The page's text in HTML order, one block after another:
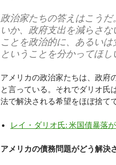
政治家たちの答えはこう
いか、政府支出を減らさ
ことを政治的に、あるい
ということを分かってほし
アメリカの政治家たちは、政府
と言っている。それでダリオ氏
法で解決される希望をほぼ捨て
レイ・ダリオ氏: 米国債暴落
アメリカの債務問題がどう解決